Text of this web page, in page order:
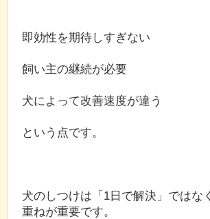
即効性を期待しすぎない
飼い主の継続が必要
犬によって改善速度が違う
という点です。
犬のしつけは「1日で解決」ではな
重ねが重要です。